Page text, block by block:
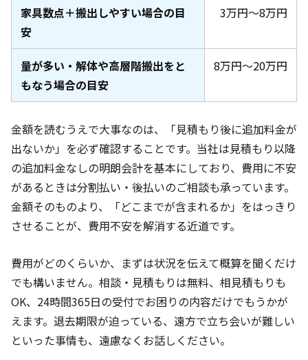
家具数点＋搬出しやすい場合の目
安
3万円〜8万円
量が多い・解体や高層階搬出をと
もなう場合の目安
8万円〜20万円
金額を読むうえで大事なのは、「見積もり後に追加料金が
出ないか」を必ず確認することです。当社は見積もり以降
の追加料金なしの明朗会計を基本にしており、費用に不安
があるときは分割払い・後払いのご相談も承っています。
金額そのものより、「どこまでが含まれるか」をはっきり
させることが、費用不安を解消する近道です。
費用がどのくらいか、まずは状況を伝えて概算を聞くだけ
でも構いません。相談・見積もりは無料、相見積もりも
OK、24時間365日の受付でお困りの内容だけでもうかが
えます。退去期限が迫っている、遠方で立ち会いが難しい
といった事情も、遠慮なくお話しください。